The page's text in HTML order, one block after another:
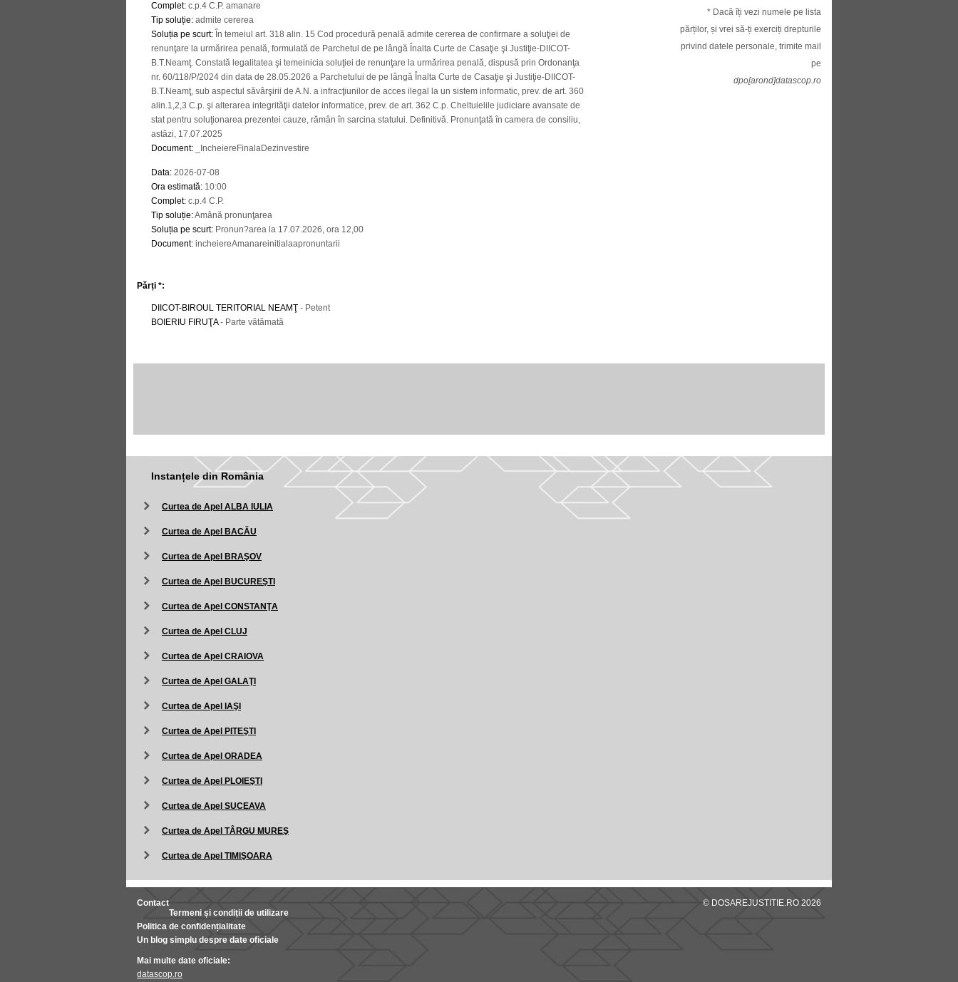
Complet: c.p.4 C.P. amanare
Tip soluție: admite cererea
Soluția pe scurt: În temeiul art. 318 alin. 15 Cod procedură penală admite cererea de confirmare a soluţiei de
renunţare la urmărirea penală, formulată de Parchetul de pe lângă Înalta Curte de Casaţie şi Justiţie-DIICOT-
B.T.Neamţ. Constată legalitatea şi temeinicia soluţiei de renunţare la urmărirea penală, dispusă prin Ordonanţa
nr. 60/118/P/2024 din data de 28.05.2026 a Parchetului de pe lângă Înalta Curte de Casaţie şi Justiţie-DIICOT-
B.T.Neamţ, sub aspectul săvârşirii de A.N. a infracţiunilor de acces ilegal la un sistem informatic, prev. de art. 360
alin.1,2,3 C.p. şi alterarea integrităţii datelor informatice, prev. de art. 362 C.p. Cheltuielile judiciare avansate de
stat pentru soluţionarea prezentei cauze, rămân în sarcina statului. Definitivă. Pronunţată în camera de consiliu,
astăzi, 17.07.2025
Document: _IncheiereFinalaDezinvestire
Data: 2026-07-08
Ora estimată: 10:00
Complet: c.p.4 C.P.
Tip soluție:Amână pronunţarea
Soluția pe scurt: Pronun?area la 17.07.2026, ora 12,00
Document: incheiereAmanareinitialaapronuntarii
Părți *:
DIICOT-BIROUL TERITORIAL NEAMŢ - Petent
BOIERIU FIRUŢA- Parte vătămată
* Dacă îți vezi numele pe lista
părților, și vrei să-ți exerciți drepturile
privind datele personale, trimite mail
pe
dpo[arond]datascop.ro
Instanțele din România
Curtea de Apel ALBA IULIA
Curtea de Apel BACĂU
Curtea de Apel BRAŞOV
Curtea de Apel BUCUREŞTI
Curtea de Apel CONSTANŢA
Curtea de Apel CLUJ
Curtea de Apel CRAIOVA
Curtea de Apel GALAŢI
Curtea de Apel IAŞI
Curtea de Apel PITEŞTI
Curtea de Apel ORADEA
Curtea de Apel PLOIEŞTI
Curtea de Apel SUCEAVA
Curtea de Apel TÂRGU MUREŞ
Curtea de Apel TIMIŞOARA
Contact
Termeni și condiții de utilizare
Politica de confidențialitate
Un blog simplu despre date oficiale
Mai multe date oficiale:
datascop.ro
© DOSAREJUSTITIE.RO 2026